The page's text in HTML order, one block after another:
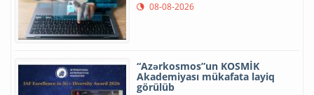
08-08-2026
“Azərkosmos”un KOSMİK
Akademiyası mükafata layiq
görülüb